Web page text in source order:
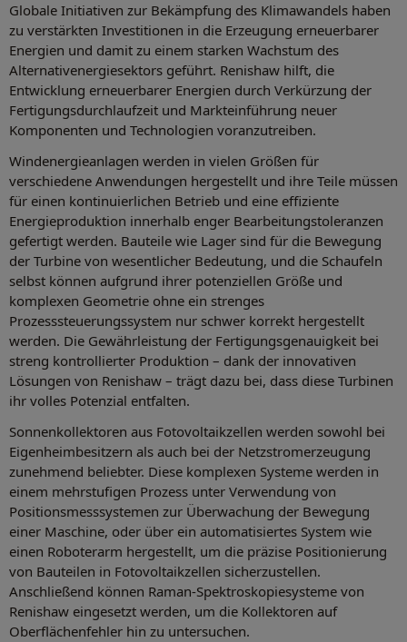
Globale Initiativen zur Bekämpfung des Klimawandels haben
zu verstärkten Investitionen in die Erzeugung erneuerbarer
Energien und damit zu einem starken Wachstum des
Alternativenergiesektors geführt. Renishaw hilft, die
Entwicklung erneuerbarer Energien durch Verkürzung der
Fertigungsdurchlaufzeit und Markteinführung neuer
Komponenten und Technologien voranzutreiben.
Windenergieanlagen werden in vielen Größen für
verschiedene Anwendungen hergestellt und ihre Teile müssen
für einen kontinuierlichen Betrieb und eine effiziente
Energieproduktion innerhalb enger Bearbeitungstoleranzen
gefertigt werden. Bauteile wie Lager sind für die Bewegung
der Turbine von wesentlicher Bedeutung, und die Schaufeln
selbst können aufgrund ihrer potenziellen Größe und
komplexen Geometrie ohne ein strenges
Prozesssteuerungssystem nur schwer korrekt hergestellt
werden. Die Gewährleistung der Fertigungsgenauigkeit bei
streng kontrollierter Produktion – dank der innovativen
Lösungen von Renishaw – trägt dazu bei, dass diese Turbinen
ihr volles Potenzial entfalten.
Sonnenkollektoren aus Fotovoltaikzellen werden sowohl bei
Eigenheimbesitzern als auch bei der Netzstromerzeugung
zunehmend beliebter. Diese komplexen Systeme werden in
einem mehrstufigen Prozess unter Verwendung von
Positionsmesssystemen zur Überwachung der Bewegung
einer Maschine, oder über ein automatisiertes System wie
einen Roboterarm hergestellt, um die präzise Positionierung
von Bauteilen in Fotovoltaikzellen sicherzustellen.
Anschließend können Raman-Spektroskopiesysteme von
Renishaw eingesetzt werden, um die Kollektoren auf
Oberflächenfehler hin zu untersuchen.